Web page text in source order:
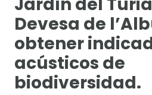
Devesa de
obtener
acústicos de
biodiversidad.